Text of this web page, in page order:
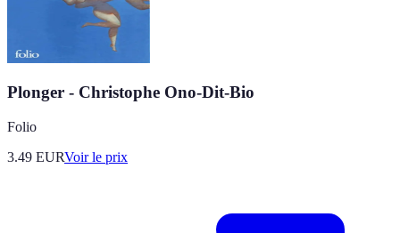
Plonger - Christophe Ono-Dit-Bio
Folio
3.49 EURVoir le prix